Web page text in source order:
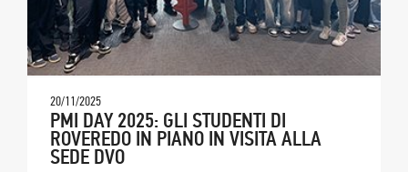
20/11/2025
PMI DAY 2025: GLI STUDENTI DI
ROVEREDO IN PIANO IN VISITA ALLA
SEDE DVO